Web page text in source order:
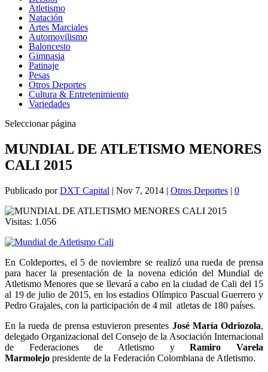
Atletismo
Natación
Artes Marciales
Automovilismo
Baloncesto
Gimnasia
Patinaje
Pesas
Otros Deportes
Cultura & Entretenimiento
Variedades
Seleccionar página
MUNDIAL DE ATLETISMO MENORES
CALI 2015
Publicado porDXT Capital | Nov 7, 2014 | Otros Deportes | 0
Visitas: 1.056
En Coldeportes, el 5 de noviembre se realizó una rueda de prensa
para hacer la presentación de la novena edición del Mundial de
Atletismo Menores que se llevará a cabo en la ciudad de Cali del 15
al 19 de julio de 2015, en los estadios Olímpico Pascual Guerrero y
Pedro Grajales, con la participación de 4 mil atletas de 180 países.
En la rueda de prensa estuvieron presentes José María Odriozola,
delegado Organizacional del Consejo de la Asociación Internacional
de Federaciones de Atletismo yRamiro Varela
Marmolejo presidente de la Federación Colombiana de Atletismo.